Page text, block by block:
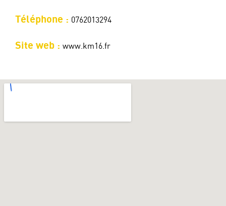
Téléphone : 0762013294
Site web : www.km16.fr